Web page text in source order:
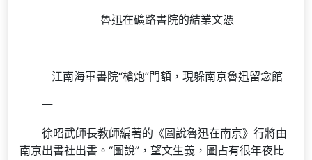
魯迅在礦路書院的結業文憑
江南海軍書院“槍炮”門額，現躲南京魯迅留念館
一
徐昭武師長教師編著的《圖說魯迅在南京》行將由
南京出書社出書。“圖說”，望文生義，圖占有很年夜比